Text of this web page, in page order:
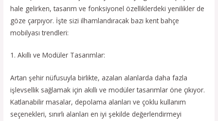
hale gelirken, tasarım ve fonksiyonel özelliklerdeki yenilikler de
göze çarpıyor. İşte sizi ilhamlandıracak bazı kent bahçe
mobilyası trendleri:
1. Akıllı ve Modüler Tasarımlar:
Artan şehir nüfusuyla birlikte, azalan alanlarda daha fazla
işlevsellik sağlamak için akıllı ve modüler tasarımlar öne çıkıyor.
Katlanabilir masalar, depolama alanları ve çoklu kullanım
seçenekleri, sınırlı alanları en iyi şekilde değerlendirmeyi